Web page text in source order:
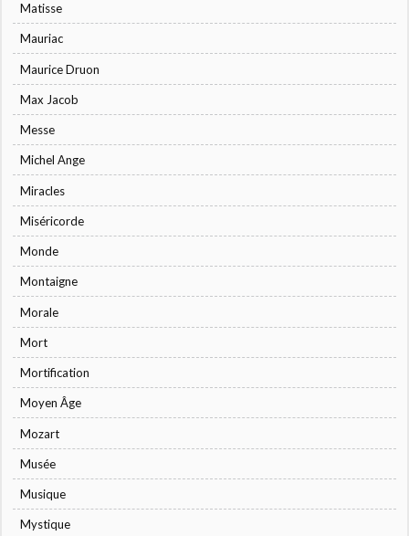
Matisse
Mauriac
Maurice Druon
Max Jacob
Messe
Michel Ange
Miracles
Miséricorde
Monde
Montaigne
Morale
Mort
Mortification
Moyen Âge
Mozart
Musée
Musique
Mystique